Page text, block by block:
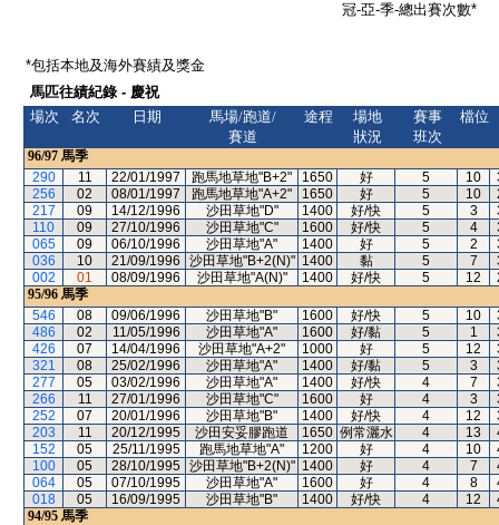
冠-亞-季-總出賽次數*
*包括本地及海外賽績及獎金
馬匹往績紀錄 - 慶祝
場次
名次 日期
馬場/跑道/
賽道
途程
場地
狀況
賽事
班次
檔位
96/97 馬季
290
11 22/01/1997 跑馬地草地"B+2" 1650 好 5 10
256
02 08/01/1997 跑馬地草地"A+2" 1650 好 5 10
217
09 14/12/1996 沙田草地"D" 1400 好/快 5 3
110
09 27/10/1996 沙田草地"C" 1600 好/快 5 4
065
09 06/10/1996 沙田草地"A" 1400 好 5 2
036
10 21/09/1996 沙田草地"B+2(N)" 1400 黏 5 7
002
01 08/09/1996 沙田草地"A(N)" 1400 好/快 5 12
95/96 馬季
546
08 09/06/1996 沙田草地"B" 1600 好/快 5 10
486
02 11/05/1996 沙田草地"A" 1600 好/黏 5 1
426
07 14/04/1996 沙田草地"A+2" 1000 好 5 12
321
08 25/02/1996 沙田草地"A" 1400 好/黏 5 3
277
05 03/02/1996 沙田草地"A" 1400 好/快 4 7
266
11 27/01/1996 沙田草地"C" 1600 好 4 3
252
07 20/01/1996 沙田草地"B" 1400 好/快 4 12
203
11 20/12/1995 沙田安妥膠跑道 1650 例常灑水 4 13
152
05 25/11/1995 跑馬地草地"A" 1200 好 4 10
100
05 28/10/1995 沙田草地"B+2(N)" 1400 好 4 7
064
05 07/10/1995 沙田草地"A" 1600 好 4 8
018
05 16/09/1995 沙田草地"B" 1400 好/快 4 12
94/95 馬季